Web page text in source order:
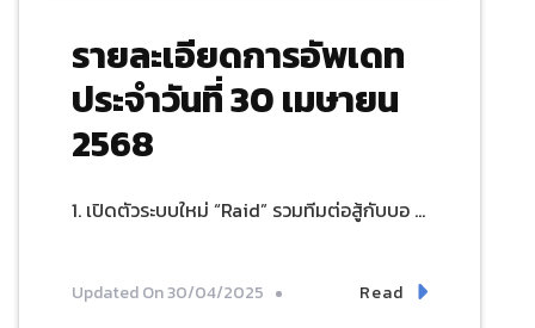
รายละเอียดการอัพเดท
ประจำวันที่ 30 เมษายน
2568
1. เปิดตัวระบบใหม่ “Raid” รวมทีมต่อสู้กับบอ …
Updated On30/04/2025 Read